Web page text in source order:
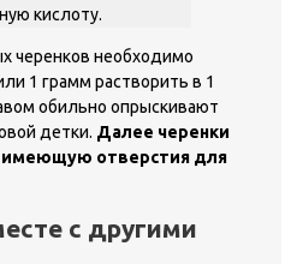
кислоту.
черенков необходимо
1 грамм растворить в 1
обильно опрыскивают
детки. Далее черенки
отверстия для
с другими